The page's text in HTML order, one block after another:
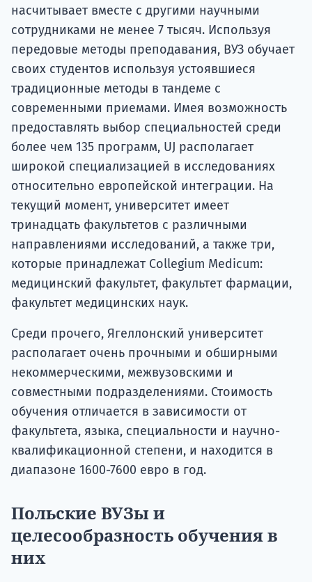
насчитывает вместе с другими научными
сотрудниками не менее 7 тысяч. Используя
передовые методы преподавания, ВУЗ обучает
своих студентов используя устоявшиеся
традиционные методы в тандеме с
современными приемами. Имея возможность
предоставлять выбор специальностей среди
более чем 135 программ, UJ располагает
широкой специализацией в исследованиях
относительно европейской интеграции. На
текущий момент, университет имеет
тринадцать факультетов с различными
направлениями исследований, а также три,
которые принадлежат Collegium Medicum:
медицинский факультет, факультет фармации,
факультет медицинских наук.
Среди прочего, Ягеллонский университет
располагает очень прочными и обширными
некоммерческими, межвузовскими и
совместными подразделениями. Стоимость
обучения отличается в зависимости от
факультета, языка, специальности и научно-
квалификационной степени, и находится в
диапазоне 1600-7600 евро в год.
Польские ВУЗы и
целесообразность обучения в
них